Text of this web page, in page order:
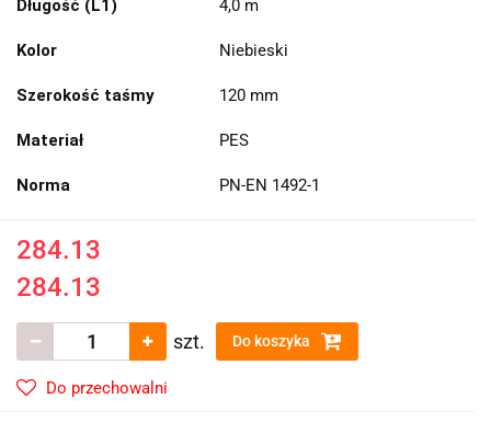
Długość (L1) 4,0 m
Kolor Niebieski
Szerokość taśmy 120 mm
Materiał PES
Norma PN-EN 1492-1
284.13
284.13
szt. Do koszyka
Do przechowalni